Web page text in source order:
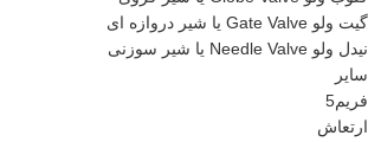
گیت ولو Gate Valve یا شیر دروازه ای
نیدل ولو Needle Valve یا شیر سوزنی
سایر
فریم5
ارتعاش